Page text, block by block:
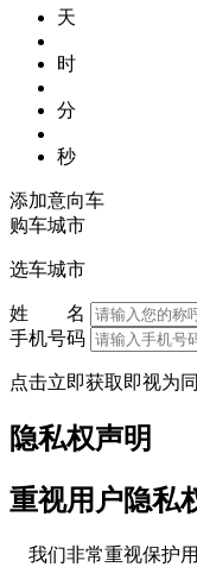
天
时
分
秒
添加意向车
购车城市
选车城市
姓 名
手机号码
点击立即获取即视为
隐私权声明
重视用户隐私
我们非常重视保护